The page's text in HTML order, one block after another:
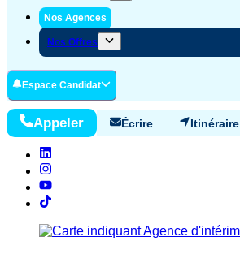
Nos Agences
Nos Offres
Espace Candidat
Appeler Écrire Itinéraire